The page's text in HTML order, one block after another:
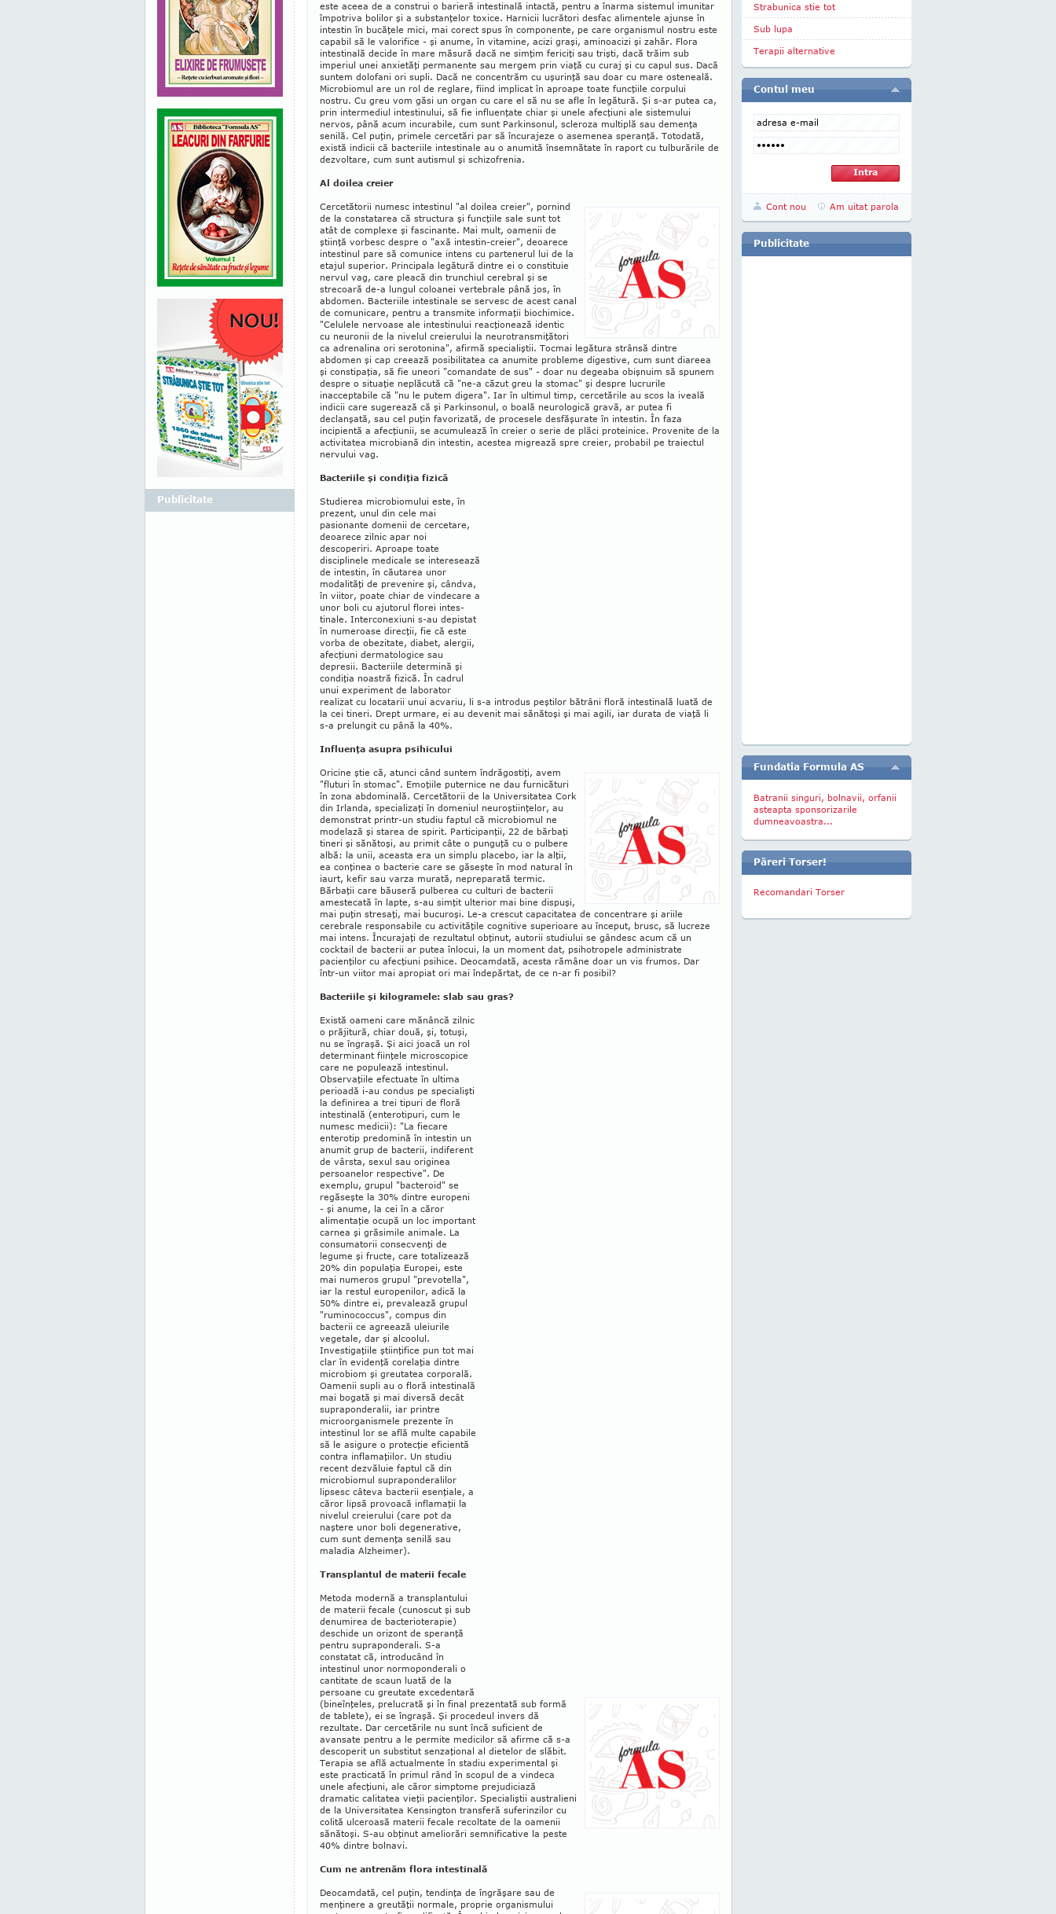
este aceea de a construi o barieră intestinală intactă, pentru a înarma sistemul imunitar
împotriva boli­lor şi a substanţelor toxice. Har­nicii lucrători desfac alimentele ajunse în
intestin în bucăţele mici, mai corect spus în compo­nente, pe care organismul nostru este
capabil să le valorifice - şi anume, în vitamine, acizi graşi, aminoacizi şi zahăr. Flora
intestinală decide în mare măsură dacă ne simţim fericiţi sau trişti, dacă trăim sub
imperiul unei anxietăţi permanente sau mergem prin viaţă cu curaj şi cu capul sus. Dacă
suntem dolofani ori supli. Dacă ne concentrăm cu uşurinţă sau doar cu mare oste­neală.
Microbiomul are un rol de reglare, fiind implicat în aproape toate funcţiile corpului
nostru. Cu greu vom găsi un organ cu care el să nu se afle în legătură. Şi s-ar putea ca,
prin intermediul intes­tinului, să fie influenţate chiar şi unele afecţiuni ale sistemului
nervos, până acum incurabile, cum sunt Parkinsonul, scleroza multiplă sau demenţa
senilă. Cel puţin, primele cercetări par să încu­rajeze o asemenea speranţă. Totodată,
există indicii că bacteriile intestinale au o anumită însemnătate în raport cu tulburările de
dezvoltare, cum sunt autismul şi schizofrenia.
Al doilea creier
Cercetătorii numesc intestinul "al doilea creier", pornind
de la constatarea că structura şi funcţiile sale sunt tot
atât de complexe şi fascinante. Mai mult, oamenii de
ştiinţă vorbesc despre o "axă intestin-creier", deoarece
intestinul pare să co­munice intens cu partenerul lui de la
etajul superior. Principala legătură dintre ei o con­stituie
nervul vag, care pleacă din trunchiul cerebral şi se
strecoară de-a lungul coloanei vertebrale până jos, în
abdomen. Bacteriile intestinale se servesc de acest canal
de co­mu­nicare, pentru a transmite informaţii bio­chimice.
"Celulele nervoase ale intesti­nului reacţionează identic
cu neuronii de la nivelul creierului la neuro­trans­miţători
ca adrenalina ori serotonina", afirmă specialiştii. Tocmai legătura strânsă dintre
abdomen şi cap creează posibili­tatea ca anumite probleme digestive, cum sunt diareea
şi constipaţia, să fie uneori "comandate de sus" - doar nu degeaba obişnuim să spunem
despre o situaţie neplăcută că "ne-a căzut greu la stomac" şi despre lucrurile
inacceptabile că "nu le putem digera". Iar în ultimul timp, cercetările au scos la iveală
indicii care sugerează că şi Parkinsonul, o boală neurologică gravă, ar putea fi
declanşată, sau cel puţin favorizată, de procesele desfăşurate în intestin. În faza
incipientă a afecţiunii, se acumu­lează în creier o serie de plăci proteinice. Provenite de la
activitatea microbiană din intestin, acestea migrează spre creier, probabil pe traiectul
nervului vag.
Bacteriile şi condiţia fizică
Studierea microbiomului este, în
prezent, unul din cele mai
pasionante domenii de cer­ce­tare,
deoarece zilnic apar noi
descoperiri. Aproape toate
disciplinele medicale se interesează
de intestin, în cău­tarea unor
modalităţi de preve­nire şi, cândva,
în viitor, poate chiar de vindecare a
unor boli cu ajutorul florei in­tes­
tinale. Interconexiuni s-au depistat
în numeroase direcţii, fie că este
vorba de obezitate, diabet, aler­gii,
afecţiuni dermatologice sau
depresii. Bacteriile determină şi
condiţia noastră fizică. În cadrul
unui experiment de laborator
realizat cu locatarii unui acvariu, li s-a introdus peştilor bătrâni floră intesti­nală luată de
la cei tineri. Drept urmare, ei au de­venit mai sănătoşi şi mai agili, iar durata de viaţă li
s-a prelungit cu până la 40%.
Influenţa asupra psihicului
Oricine ştie că, atunci când suntem îndrăgostiţi, avem
"fluturi în stomac". Emoţiile puternice ne dau furnicături
în zona abdominală. Cercetătorii de la Universitatea Cork
din Irlanda, specializaţi în domeniul neuroştiinţelor, au
demonstrat printr-un studiu faptul că microbiomul ne
modelază şi starea de spirit. Participanţii, 22 de bărbaţi
tineri şi sănă­toşi, au primit câte o pun­guţă cu o pulbere
albă: la unii, aceasta era un simplu placebo, iar la alţii,
ea conţinea o bacterie care se găseşte în mod natural în
iaurt, kefir sau varza murată, ne­preparată termic.
Bărbaţii care băuseră pulberea cu culturi de bacterii
amestecată în lapte, s-au simţit ulterior mai bine dispuşi,
mai puţin stresaţi, mai bucuroşi. Le-a crescut capaci­tatea de concentrare şi ariile
cerebrale responsabile cu activităţile cognitive superioare au început, brusc, să lucreze
mai intens. Încurajaţi de rezultatul obţinut, autorii studiului se gândesc acum că un
cocktail de bacterii ar putea înlocui, la un moment dat, psihotropele administrate
pacienţilor cu afec­ţiuni psihice. Deocamdată, acesta rămâne doar un vis frumos. Dar
într-un viitor mai apropiat ori mai îndepărtat, de ce n-ar fi posibil?
Bacteriile şi kilogramele: slab sau gras?
Există oameni care mănâncă zilnic
o prăjitură, chiar două, şi, totuşi,
nu se îngraşă. Şi aici joacă un rol
determinant fiinţele microscopice
care ne popu­lează intestinul.
Observaţiile efectuate în ultima
perioadă i-au condus pe specialişti
la definirea a trei tipuri de floră
intesti­nală (enterotipuri, cum le
numesc me­dicii): "La fiecare
enterotip predo­mină în intestin un
anumit grup de bacterii, indiferent
de vârsta, sexul sau originea
persoanelor respec­tive". De
exemplu, grupul "bacteroid" se
regă­seşte la 30% dintre europeni
- şi anume, la cei în a căror
alimentaţie ocupă un loc important
carnea şi grăsimile animale. La
con­sumatorii consecvenţi de
legume şi fruc­te, care totalizează
20% din populaţia Euro­pei, este
mai numeros grupul "prevotella",
iar la restul europenilor, adică la
50% dintre ei, prevalează gru­pul
"ruminococcus", com­pus din
bacterii ce agreează uleiurile
vege­tale, dar şi alcoolul.
Investigaţiile ştiinţifice pun tot mai
clar în evi­denţă corelaţia dintre
microbiom şi greutatea corpo­rală.
Oamenii supli au o floră intestinală
mai bogată şi mai diversă decât
supraponderalii, iar printre
microorganismele prezente în
intestinul lor se află multe capabile
să le asigure o protecţie eficientă
contra inflamaţiilor. Un studiu
recent dezvăluie faptul că din
microbiomul suprapon­deralilor
lipsesc câteva bacterii esenţiale, a
căror lipsă provoacă in­flamaţii la
nivelul creierului (care pot da
naştere unor boli degenerative,
cum sunt demenţa senilă sau
maladia Alzheimer).
Transplantul de materii fecale
Metoda modernă a transplantului
de materii fecale (cunoscut şi sub
denumirea de bacterio­terapie)
deschide un orizont de speranţă
pentru supraponderali. S-a
constatat că, introducând în
intestinul unor normoponderali o
cantitate de scaun luată de la
persoane cu greutate excedentară
(bine­înţeles, prelucrată şi în final prezentată sub formă
de tablete), ei se îngraşă. Şi procedeul invers dă
rezultate. Dar cercetările nu sunt încă suficient de
avansate pentru a le permite me­dicilor să afirme că s-a
descoperit un sub­stitut senzaţional al dietelor de slăbit.
Tera­pia se află actualmente în stadiu experi­mental şi
este practicată în primul rând în scopul de a vindeca
unele afecţiuni, ale căror simptome prejudiciază
dramatic calitatea vieţii pacienţilor. Specialiştii australieni
de la Universitatea Kensington transferă sufe­rinzilor cu
colită ulceroasă materii fecale recoltate de la oamenii
sănătoşi. S-au obţi­nut ameliorări semnificative la peste
40% dintre bolnavi.
Cum ne antrenăm flora intestinală
Deocamdată, cel puţin, tendinţa de îngrăşare sau de
menţinere a greutăţii normale, proprie organis­mului
Publicitate
Strabunica stie tot
Sub lupa
Terapii alternative
Contul meu
Cont nou Am uitat parola
Publicitate
Fundatia Formula AS
Batranii singuri, bolnavii, orfanii
asteapta sponsorizarile
dumneavoastra...
Păreri Torser!
Recomandari Torser